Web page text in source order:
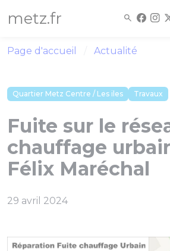
metz.fr
Page d'accueil Actualité
Quartier Metz Centre / Les iles Travaux
Fuite sur le
chauffage
Félix Maréchal
29 avril 2024